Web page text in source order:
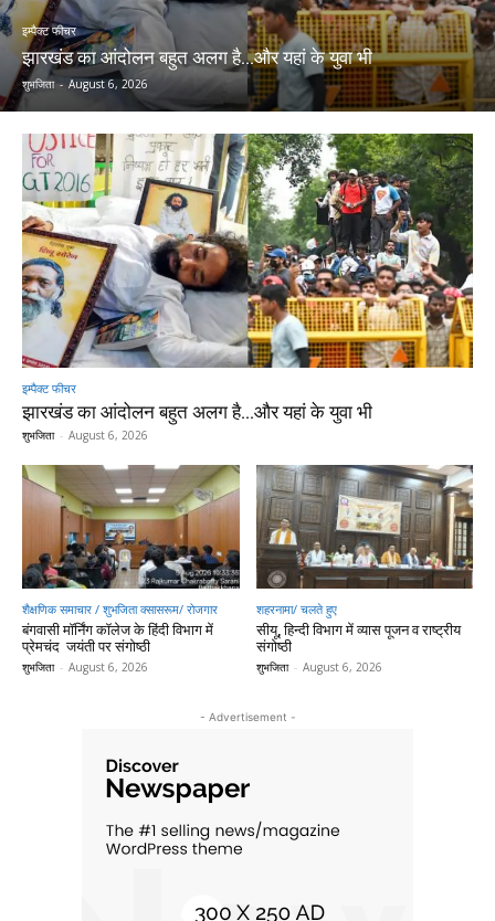
इम्पैक्ट फीचर
झारखंड का आंदोलन बहुत अलग है…और यहां के युवा भी
शुभजिता - August 6, 2026
इम्पैक्ट फीचर
झारखंड का आंदोलन बहुत अलग है…और यहां के युवा भी
शुभजिता - August 6, 2026
शैक्षणिक समाचार / शुभजिता क्सासरूम/ रोजगार
बंगवासी मॉर्निंग कॉलेज के हिंदी विभाग में
प्रेमचंद जयंती पर संगोष्ठी
शुभजिता - August 6, 2026
शहरनामा/ चलते हुए
सीयू, हिन्दी विभाग में व्यास पूजन व राष्ट्रीय
संगोष्ठी
शुभजिता - August 6, 2026
- Advertisement -